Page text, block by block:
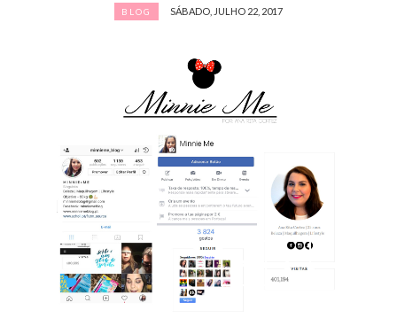
BLOG SÁBADO, JULHO 22, 2017